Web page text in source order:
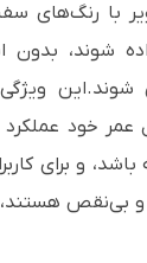
با رنگ‌های
شوند، بدون
شوند.این
عمر خود عملکرد
و برای
بی‌نقص هستند،